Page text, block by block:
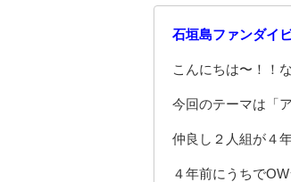
石垣島ファンダイ
こんにちは〜！！
今回のテーマは「
仲良し２人組が４
４年前にうちで